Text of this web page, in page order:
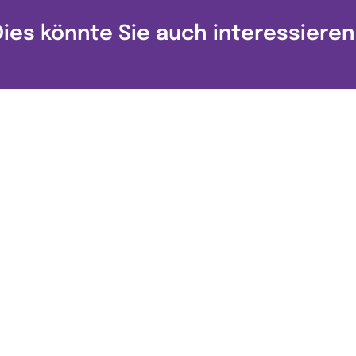
könnte Sie auch interessieren